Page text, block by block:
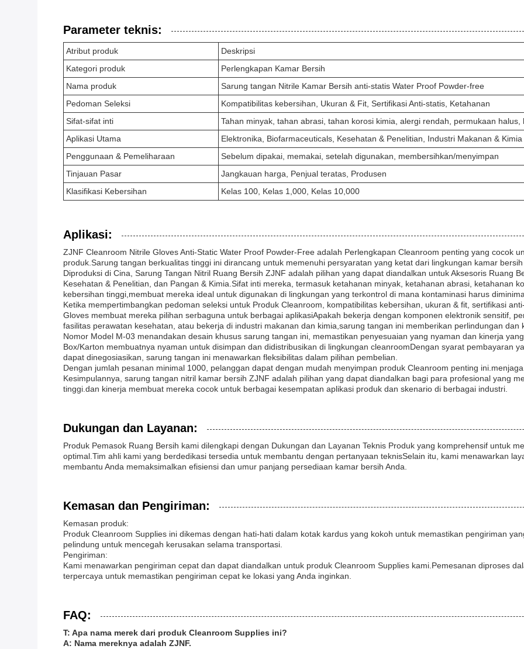
Parameter teknis:
Atribut produk
Deskripsi
Kategori produk
Perlengkapan Kamar Bersih
Nama produk
Sarung tangan Nitrile Kamar Bersih anti-statis Water Proof Powder-free
Pedoman Seleksi
Kompatibilitas kebersihan, Ukuran & Fit, Sertifikasi Anti-statis, Ketahanan
Sifat-sifat inti
Tahan minyak, tahan abrasi, tahan korosi kimia, alergi rendah, permukaan halus,
Aplikasi Utama
Elektronika, Biofarmaceuticals, Kesehatan & Penelitian, Industri Makanan & Kimia
Penggunaan & Pemeliharaan
Sebelum dipakai, memakai, setelah digunakan, membersihkan/menyimpan
Tinjauan Pasar
Jangkauan harga, Penjual teratas, Produsen
Klasifikasi Kebersihan
Kelas 100, Kelas 1,000, Kelas 10,000
Aplikasi:
ZJNF Cleanroom Nitrile Gloves Anti-Static Water Proof Powder-Free adalah Perlengkapan Cleanroom penting yang cocok
produk.Sarung tangan berkualitas tinggi ini dirancang untuk memenuhi persyaratan yang ketat dari lingkungan kamar
Diproduksi di Cina, Sarung Tangan Nitril Ruang Bersih ZJNF adalah pilihan yang dapat diandalkan untuk Aksesoris Ruang
Kesehatan & Penelitian, dan Pangan & Kimia.Sifat inti mereka, termasuk ketahanan minyak, ketahanan abrasi, ketahanan
kebersihan tinggi,membuat mereka ideal untuk digunakan di lingkungan yang terkontrol di mana kontaminasi harus
Ketika mempertimbangkan pedoman seleksi untuk Produk Cleanroom, kompatibilitas kebersihan, ukuran & fit, sertifikasi
Gloves membuat mereka pilihan serbaguna untuk berbagai aplikasiApakah bekerja dengan komponen elektronik sensitif,
fasilitas perawatan kesehatan, atau bekerja di industri makanan dan kimia,sarung tangan ini memberikan perlindungan dan
Nomor Model M-03 menandakan desain khusus sarung tangan ini, memastikan penyesuaian yang nyaman dan kinerja
Box/Karton membuatnya nyaman untuk disimpan dan didistribusikan di lingkungan cleanroomDengan syarat pembayaran
dapat dinegosiasikan, sarung tangan ini menawarkan fleksibilitas dalam pilihan pembelian.
Dengan jumlah pesanan minimal 1000, pelanggan dapat dengan mudah menyimpan produk Cleanroom penting
Kesimpulannya, sarung tangan nitril kamar bersih ZJNF adalah pilihan yang dapat diandalkan bagi para profesional yang
tinggi.dan kinerja membuat mereka cocok untuk berbagai kesempatan aplikasi produk dan skenario di berbagai industri.
Dukungan dan Layanan:
Produk Pemasok Ruang Bersih kami dilengkapi dengan Dukungan dan Layanan Teknis Produk yang komprehensif untuk
optimal.Tim ahli kami yang berdedikasi tersedia untuk membantu dengan pertanyaan teknisSelain itu, kami menawarkan
membantu Anda memaksimalkan efisiensi dan umur panjang persediaan kamar bersih Anda.
Kemasan dan Pengiriman:
Kemasan produk:
Produk Cleanroom Supplies ini dikemas dengan hati-hati dalam kotak kardus yang kokoh untuk memastikan pengiriman
pelindung untuk mencegah kerusakan selama transportasi.
Pengiriman:
Kami menawarkan pengiriman cepat dan dapat diandalkan untuk produk Cleanroom Supplies kami.Pemesanan diproses
terpercaya untuk memastikan pengiriman cepat ke lokasi yang Anda inginkan.
FAQ:
T: Apa nama merek dari produk Cleanroom Supplies ini?
A: Nama mereknya adalah ZJNF.